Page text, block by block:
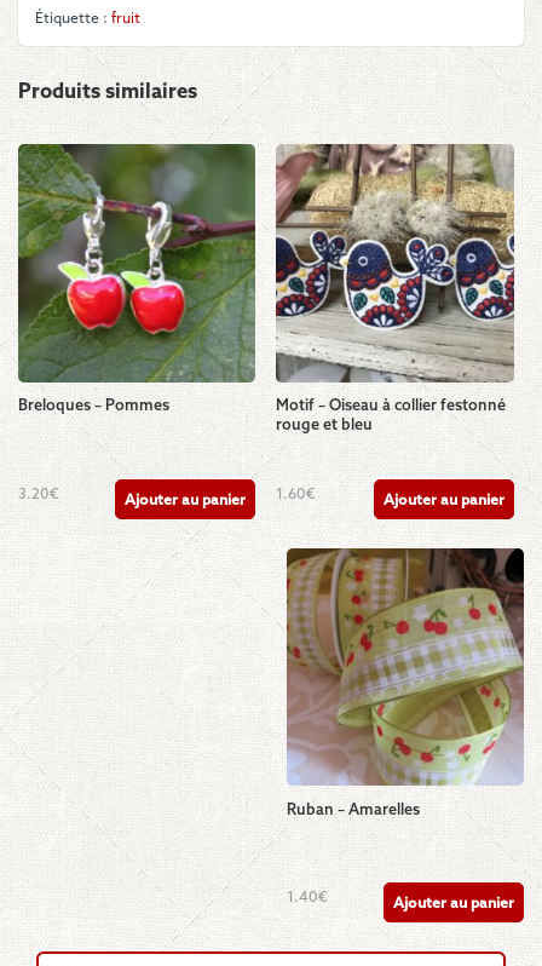
Étiquette : fruit
Produits similaires
Breloques – Pommes
3.20€ Ajouter au panier
Motif – Oiseau à collier festonné
rouge et bleu
1.60€ Ajouter au panier
Ruban – Amarelles
1.40€ Ajouter au panier